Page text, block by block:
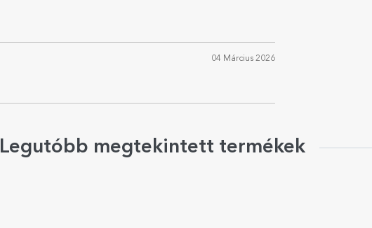
04 Március 2026
Legutóbb megtekintett termékek